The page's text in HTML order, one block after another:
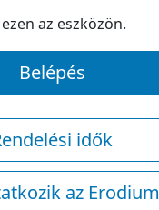
az eszközön.
Belépés
idők
az Erodium